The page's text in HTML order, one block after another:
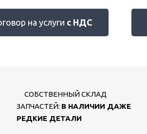
на услуги с НДС
СОБСТВЕННЫЙ СКЛАД
ЗАПЧАСТЕЙ: В НАЛИЧИИ ДАЖЕ
РЕДКИЕ ДЕТАЛИ